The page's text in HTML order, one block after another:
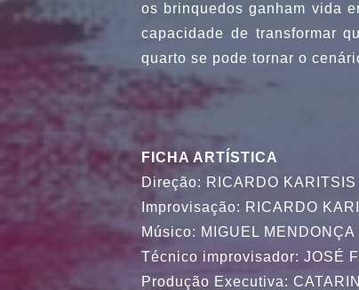
os brinquedos ganham vida
capacidade de transformar
quarto se pode tornar o
FICHA ARTÍSTICA
Direção: RICARDO KARITSIS
Improvisação: RICARDO
Músico: MIGUEL MENDONÇA
Técnico improvisador: JOSÉ
Produção Executiva: